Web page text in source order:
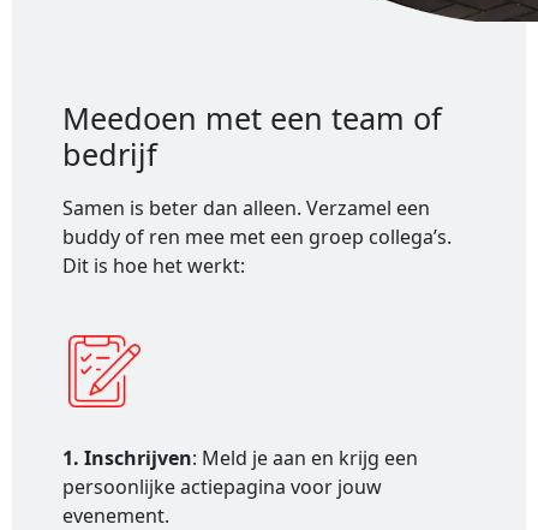
Meedoen met een team of
bedrijf
Samen is beter dan alleen. Verzamel een
buddy of ren mee met een groep collega’s.
Dit is hoe het werkt:
1. Inschrijven: Meld je aan en krijg een
persoonlijke actiepagina voor jouw
evenement.